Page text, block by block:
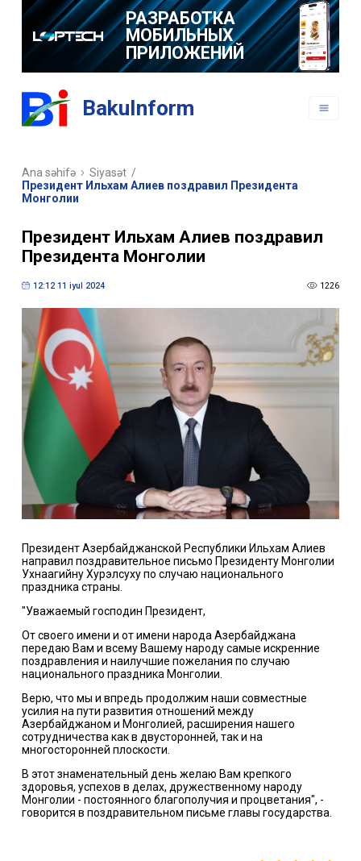
РАЗРАБОТКА
МОБИЛЬНЫХ
ПРИЛОЖЕНИЙ
BakuInform
Ana səhifə Siyasət /
Президент Ильхам Алиев поздравил Президента
Монголии
Президент Ильхам Алиев поздравил
Президента Монголии
12:12 11 iyul 2024 1226
Президент Азербайджанской Республики Ильхам Алиев
направил поздравительное письмо Президенту Монголии
Ухнаагийну Хурэлсуху по случаю национального
праздника страны.
"Уважаемый господин Президент,
От своего имени и от имени народа Азербайджана
передаю Вам и всему Вашему народу самые искренние
поздравления и наилучшие пожелания по случаю
национального праздника Монголии.
Верю, что мы и впредь продолжим наши совместные
усилия на пути развития отношений между
Азербайджаном и Монголией, расширения нашего
сотрудничества как в двусторонней, так и на
многосторонней плоскости.
В этот знаменательный день желаю Вам крепкого
здоровья, успехов в делах, дружественному народу
Монголии - постоянного благополучия и процветания", -
говорится в поздравительном письме главы государства.